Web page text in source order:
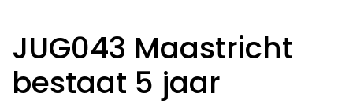
JUG043 Maastricht
bestaat 5 jaar